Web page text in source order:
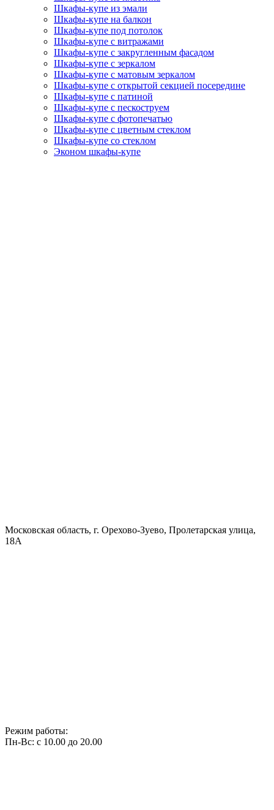
Шкафы-купе из эмали
Шкафы-купе на балкон
Шкафы-купе под потолок
Шкафы-купе с витражами
Шкафы-купе с закругленным фасадом
Шкафы-купе с зеркалом
Шкафы-купе с матовым зеркалом
Шкафы-купе с открытой секцией посередине
Шкафы-купе с патиной
Шкафы-купе с пескоструем
Шкафы-купе с фотопечатью
Шкафы-купе с цветным стеклом
Шкафы-купе со стеклом
Эконом шкафы-купе
Московская область, г. Орехово-Зуево, Пролетарская улица,
18А
Режим работы:
Пн-Вс: с 10.00 до 20.00